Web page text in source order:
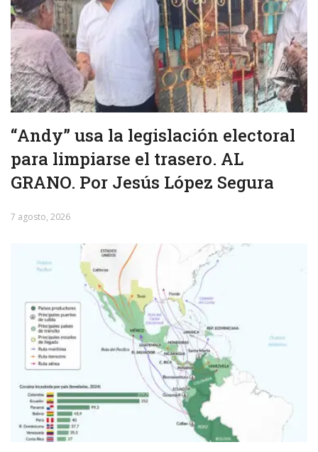
“Andy” usa la legislación electoral
para limpiarse el trasero. AL
GRANO. Por Jesús López Segura
7 agosto, 2026